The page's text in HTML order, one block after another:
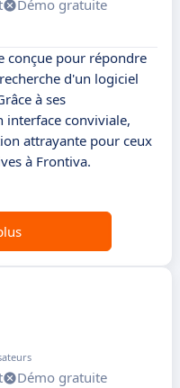
Démo gratuite
conçue pour répondre
d'un logiciel
à ses
interface conviviale,
attrayante pour ceux
à Frontiva.
Démo gratuite